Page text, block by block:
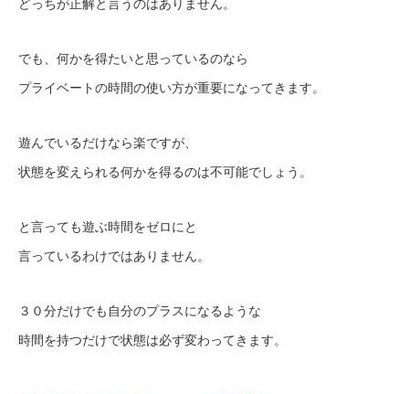
どっちが正解と言うのはありません。
でも、何かを得たいと思っているのなら
プライベートの時間の使い方が重要になってきます。
遊んでいるだけなら楽ですが、
状態を変えられる何かを得るのは不可能でしょう。
と言っても遊ぶ時間をゼロにと
言っているわけではありません。
３０分だけでも自分のプラスになるような
時間を持つだけで状態は必ず変わってきます。